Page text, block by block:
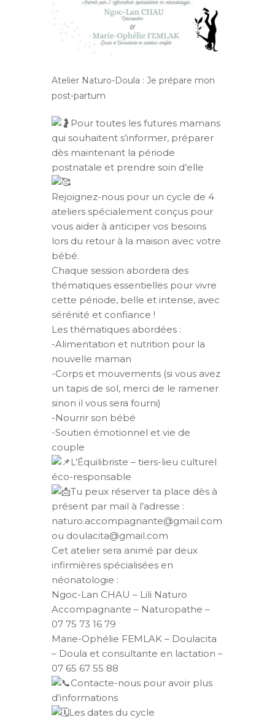
Atelier Naturo-Doula : Je prépare mon
post-partum
Pour toutes les futures mamans
qui souhaitent s’informer, préparer
dès maintenant la période
postnatale et prendre soin d’elle
Rejoignez-nous pour un cycle de 4
ateliers spécialement conçus pour
vous aider à anticiper vos besoins
lors du retour à la maison avec votre
bébé.
Chaque session abordera des
thématiques essentielles pour vivre
cette période, belle et intense, avec
sérénité et confiance !
Les thématiques abordées :
-Alimentation et nutrition pour la
nouvelle maman
-Corps et mouvements (si vous avez
un tapis de sol, merci de le ramener
sinon il vous sera fourni)
-Nourrir son bébé
-Soutien émotionnel et vie de
couple
L’Équilibriste – tiers-lieu culturel
éco-responsable
Tu peux réserver ta place dès à
présent par mail à l’adresse :
naturo.accompagnante@gmail.com
ou doulacita@gmail.com
Cet atelier sera animé par deux
infirmières spécialisées en
néonatologie :
Ngoc-Lan CHAU – Lili Naturo
Accompagnante – Naturopathe –
07 75 73 16 79
Marie-Ophélie FEMLAK – Doulacita
– Doula et consultante en lactation –
07 65 67 55 88
Contacte-nous pour avoir plus
d’informations
Les dates du cycle